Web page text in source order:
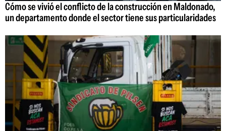
Cómo se vivió el conflicto de la construcción en Maldonado,
un departamento donde el sector tiene sus particularidades